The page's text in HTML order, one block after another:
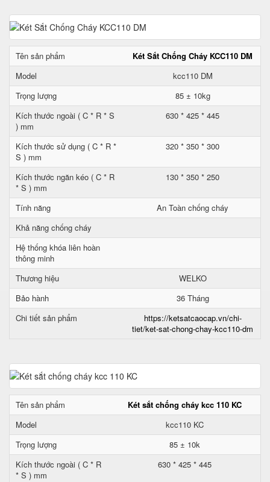
Tên sản phẩm
Két Sắt Chống Cháy KCC110 DM
Model
kcc110 DM
Trọng lượng
85 ± 10kg
Kích thước ngoài ( C * R * S
) mm
630 * 425 * 445
Kích thước sử dụng ( C * R *
S ) mm
320 * 350 * 300
Kích thước ngăn kéo ( C * R
* S ) mm
130 * 350 * 250
Tính năng
An Toàn chống cháy
Khả năng chống cháy
Hệ thống khóa liên hoàn
thông minh
Thương hiệu
WELKO
Bảo hành
36 Tháng
Chi tiết sản phẩm
https://ketsatcaocap.vn/chi-
tiet/ket-sat-chong-chay-kcc110-dm
Tên sản phẩm
Két sắt chống cháy kcc 110 KC
Model
kcc110 KC
Trọng lượng
85 ± 10k
Kích thước ngoài ( C * R
* S ) mm
630 * 425 * 445